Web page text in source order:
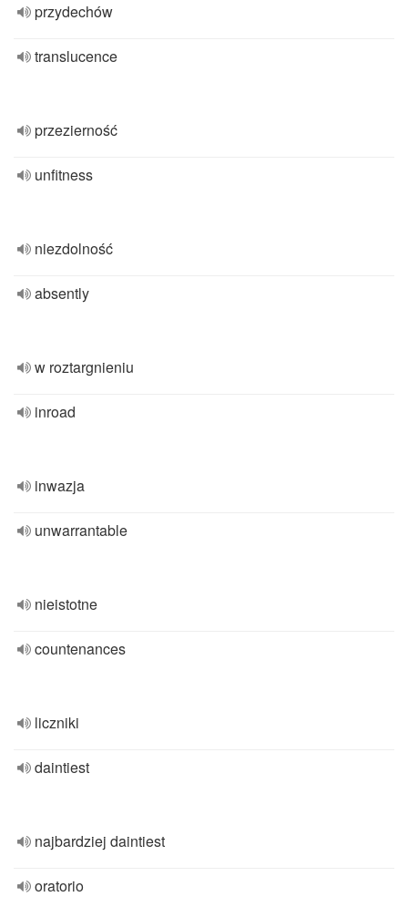
przydechów
translucence
przezierność
unfitness
niezdolność
absently
w roztargnieniu
inroad
inwazja
unwarrantable
nieistotne
countenances
liczniki
daintiest
najbardziej daintiest
oratorio